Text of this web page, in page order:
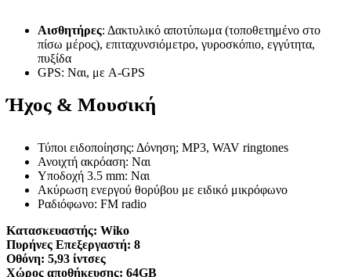
Αισθητήρες: Δακτυλικό αποτύπωμα (τοποθετημένο στο
πίσω μέρος), επιταχυνσιόμετρο, γυροσκόπιο, εγγύτητα,
πυξίδα
GPS: Ναι, με A-GPS
Ήχος & Μουσική
Τύποι ειδοποίησης: Δόνηση; MP3, WAV ringtones
Ανοιχτή ακρόαση: Ναι
Υποδοχή 3.5 mm: Ναι
Ακύρωση ενεργού θορύβου με ειδικό μικρόφωνο
Ραδιόφωνο: FM radio
Κατασκευαστής: Wiko
Πυρήνες Επεξεργαστή: 8
Οθόνη: 5,93 ίντσες
Χώρος αποθήκευσης: 64GB